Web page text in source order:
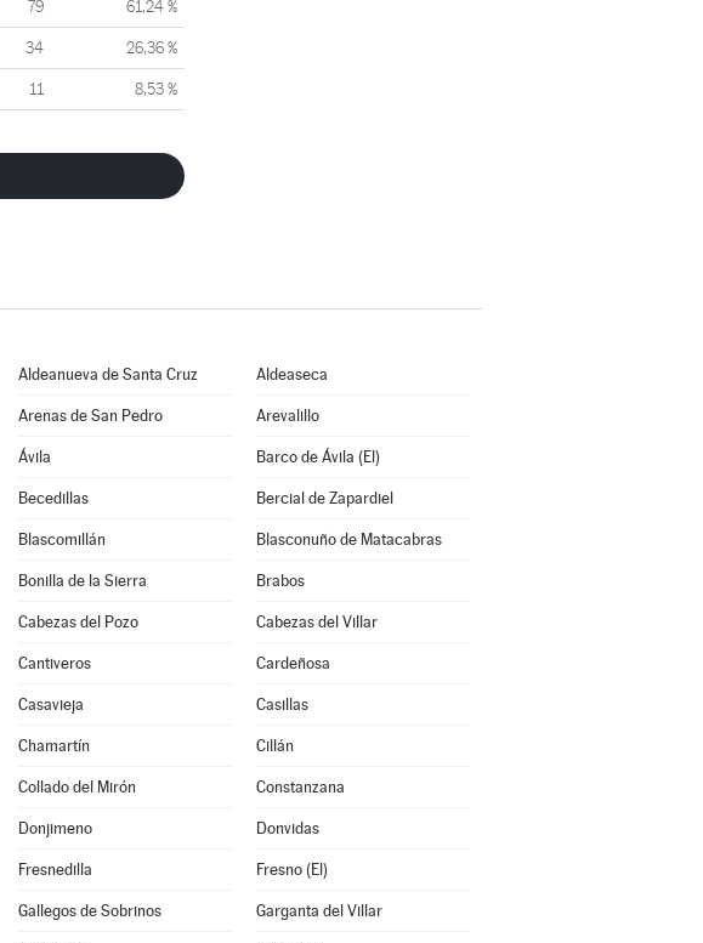
79 61,24 %
34 26,36 %
11 8,53 %
Aldeanueva de Santa Cruz Aldeaseca
Arenas de San Pedro Arevalillo
Ávila Barco de Ávila (El)
Becedillas Bercial de Zapardiel
Blascomillán Blasconuño de Matacabras
Bonilla de la Sierra Brabos
Cabezas del Pozo Cabezas del Villar
Cantiveros Cardeñosa
Casavieja Casillas
Chamartín Cillán
Collado del Mirón Constanzana
Donjimeno Donvidas
Fresnedilla Fresno (El)
Gallegos de Sobrinos Garganta del Villar